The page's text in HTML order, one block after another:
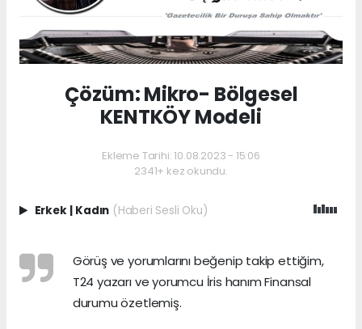
Çözüm: Mikro- Bölgesel
KENTKÖY Modeli
Ekleme Tarihi: 10.08.2023 - 15:06
2341+ kez okundu.
Erkek | Kadın (Haberi Sesli Oku)
Görüş ve yorumlarını beğenip takip ettiğim,
T24 yazarı ve yorumcu İris hanım Finansal
durumu özetlemiş.